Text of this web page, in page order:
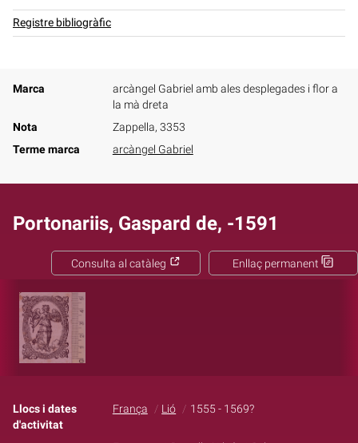
Registre bibliogràfic
Marca
arcàngel Gabriel amb ales desplegades i flor a
la mà dreta
Nota
Zappella, 3353
Terme marca
arcàngel Gabriel
Portonariis, Gaspard de, -1591
Enllaç permanent
Consulta al catàleg
Llocs i dates
d'activitat
França Lió 1555 - 1569?